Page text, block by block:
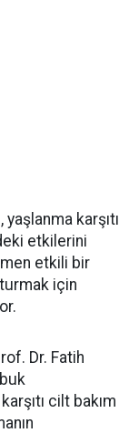
karşıtı
etkilerini
etkili bir
için
Dr. Fatih
cilt bakım